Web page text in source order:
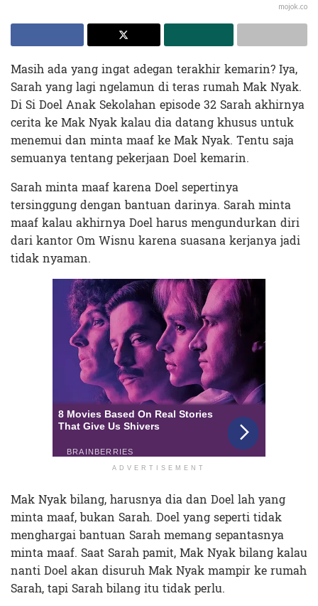
mojok.co
Masih ada yang ingat adegan terakhir kemarin? Iya,
Sarah yang lagi ngelamun di teras rumah Mak Nyak.
Di Si Doel Anak Sekolahan episode 32 Sarah akhirnya
cerita ke Mak Nyak kalau dia datang khusus untuk
menemui dan minta maaf ke Mak Nyak. Tentu saja
semuanya tentang pekerjaan Doel kemarin.
Sarah minta maaf karena Doel sepertinya
tersinggung dengan bantuan darinya. Sarah minta
maaf kalau akhirnya Doel harus mengundurkan diri
dari kantor Om Wisnu karena suasana kerjanya jadi
tidak nyaman.
ADVERTISEMENT
Mak Nyak bilang, harusnya dia dan Doel lah yang
minta maaf, bukan Sarah. Doel yang seperti tidak
menghargai bantuan Sarah memang sepantasnya
minta maaf. Saat Sarah pamit, Mak Nyak bilang kalau
nanti Doel akan disuruh Mak Nyak mampir ke rumah
Sarah, tapi Sarah bilang itu tidak perlu.